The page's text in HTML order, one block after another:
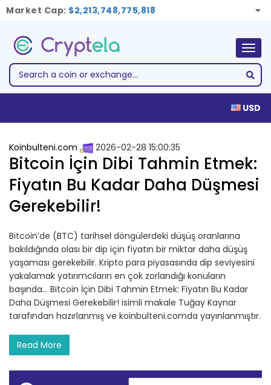
Market Cap: $2,213,748,775,818
USD
Koinbulteni.com 2026-02-28 15:00:35
Bitcoin İçin Dibi Tahmin Etmek:
Fiyatın Bu Kadar Daha Düşmesi
Gerekebilir!
Bitcoin’de (BTC) tarihsel döngülerdeki düşüş oranlarına
bakıldığında olası bir dip için fiyatın bir miktar daha düşüş
yaşaması gerekebilir. Kripto para piyasasında dip seviyesini
yakalamak yatırımcıların en çok zorlandığı konuların
başında… Bitcoin İçin Dibi Tahmin Etmek: Fiyatın Bu Kadar
Daha Düşmesi Gerekebilir! isimli makale Tuğay Kaynar
tarafından hazırlanmış ve koinbulteni.comda yayınlanmıştır.
Read More